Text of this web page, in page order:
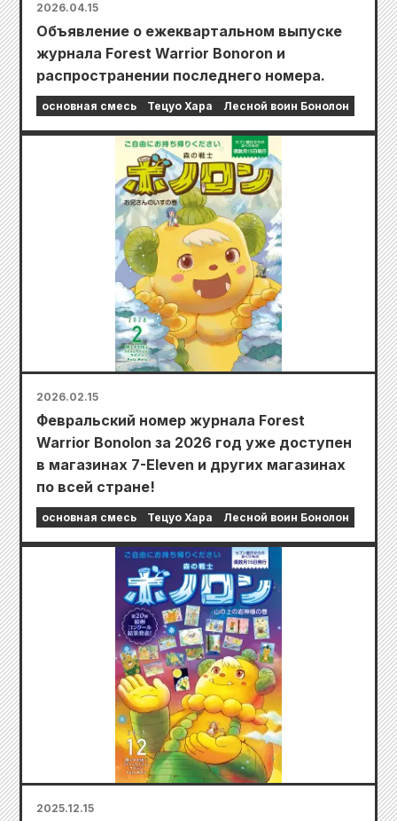
2026.04.15
Объявление о ежеквартальном выпуске
журнала Forest Warrior Bonoron и
распространении последнего номера.
основная смесь Тецуо Хара Лесной воин Бонолон
2026.02.15
Февральский номер журнала Forest
Warrior Bonolon за 2026 год уже доступен
в магазинах 7-Eleven и других магазинах
по всей стране!
основная смесь Тецуо Хара Лесной воин Бонолон
2025.12.15